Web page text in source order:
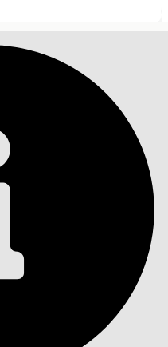
Buscar